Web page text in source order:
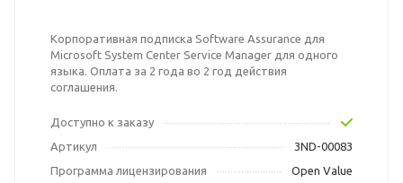
Корпоративная подписка Software Assurance для
Microsoft System Center Service Manager для одного
языка. Оплата за 2 года во 2 год действия
соглашения.
Доступно к заказу
Артикул
3ND-00083
Программа лицензирования
Open Value